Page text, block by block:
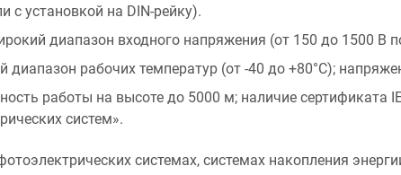
с установкой на DIN-рейку).
диапазон входного напряжения (от 150 до 1500 В
диапазон рабочих температур (от -40 до +80°С);
работы на высоте до 5000 м; наличие сертификата
систем».
системах, системах накопления